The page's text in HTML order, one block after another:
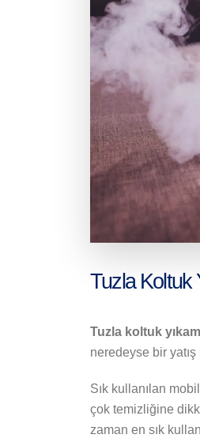
Tuzla Koltuk
Tuzla koltuk
neredeyse bir
Sık kullanılan
çok temizliğine
zaman en sık